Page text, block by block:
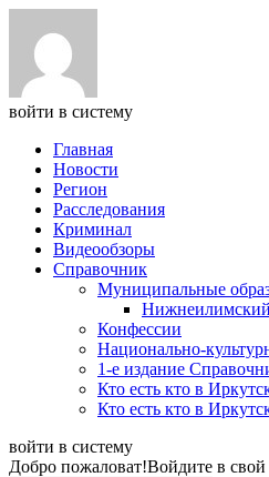
войти в систему
Главная
Новости
Регион
Расследования
Криминал
Видеообзоры
Справочник
Муниципальные
Конфессии
Национально-
1-е издание
Кто есть кто в
Кто есть кто в
войти в систему
Добро пожаловат!Войдите в свой